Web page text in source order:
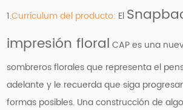
1.Currículum del producto: El
impresión floral CAP es una
sombreros florales que representa el
adelante y le recuerda que siga
formas posibles. Una construcción de